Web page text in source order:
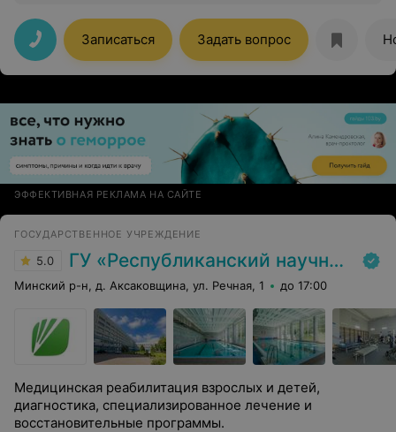
Записаться Задать вопрос
ЭФФЕКТИВНАЯ РЕКЛАМА НА САЙТЕ
ГОСУДАРСТВЕННОЕ УЧРЕЖДЕНИЕ
5.0 ГУ «Республиканский научно-практический центр медицинской экспертизы и реабилитаци»
Минский р-н, д. Аксаковщина, ул. Речная, 1 до 17:00
Медицинская реабилитация взрослых и детей,
диагностика, специализированное лечение и
восстановительные программы.